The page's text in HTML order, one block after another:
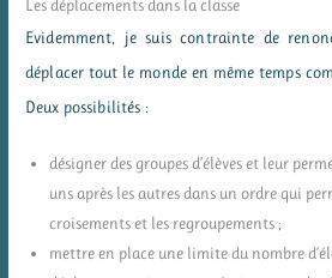
Les déplacements dans la classe
Evidemment, je suis contrainte de
déplacer tout le monde en même temps
Deux possibilités :
désigner des groupes d’élèves et leur
uns après les autres dans un ordre qui
croisements et les regroupements ;
mettre en place une limite du nombre